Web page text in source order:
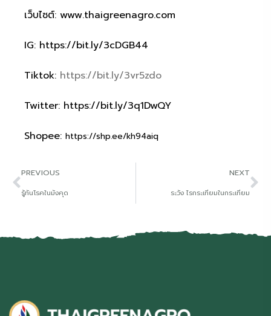
เว็บไซต์: www.thaigreenagro.com
IG: https://bit.ly/3cDGB44
Tiktok: https://bit.ly/3vr5zdo
Twitter: https://bit.ly/3q1DwQY
Shopee: https://shp.ee/kh94aiq
PREVIOUS
รู้ทันโรคในมังคุด
NEXT
ระวัง ไรกระเทียมในกระเทียม